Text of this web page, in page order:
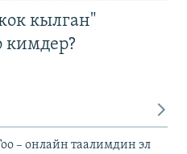
кылган"
кимдер?
– онлайн таалимдин эл